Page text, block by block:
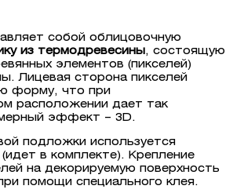
собой облицовочную
из термодревесины, состоящую
элементов (пикселей)
Лицевая сторона пикселей
форму, что при
расположении дает так
эффект – 3D.
подложки используется
в комплекте). Крепление
на декорируемую поверхность
помощи специального клея.